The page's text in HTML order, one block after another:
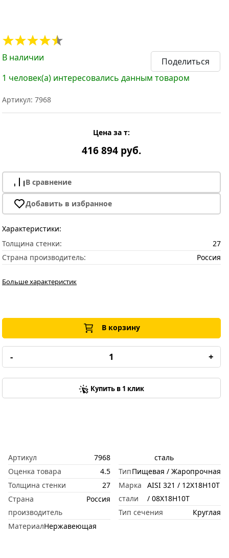
В наличии
Поделиться
1 человек(а) интересовались данным товаром
Артикул: 7968
Цена за т:
416 894 руб.
В сравнение
Добавить в избранное
Характеристики:
Толщина стенки:
27
Страна производитель:
Россия
Больше характеристик
В корзину
- +
Купить в 1 клик
Артикул
7968
Оценка товара
4.5
Толщина стенки
27
Страна
производитель
Россия
МатериалНержавеющая
сталь
ТипПищевая / Жаропрочная
Марка
стали
AISI 321 / 12Х18Н10Т
/ 08Х18Н10Т
Тип сечения
Круглая